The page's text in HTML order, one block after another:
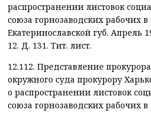
распространении листовок
союза горнозаводских рабочих в
Екатеринославской губ. Апрель
12. Д. 131. Тит. лист.
12.112. Представление
окружного суда прокурору
о распространении листовок
союза горнозаводских рабочих